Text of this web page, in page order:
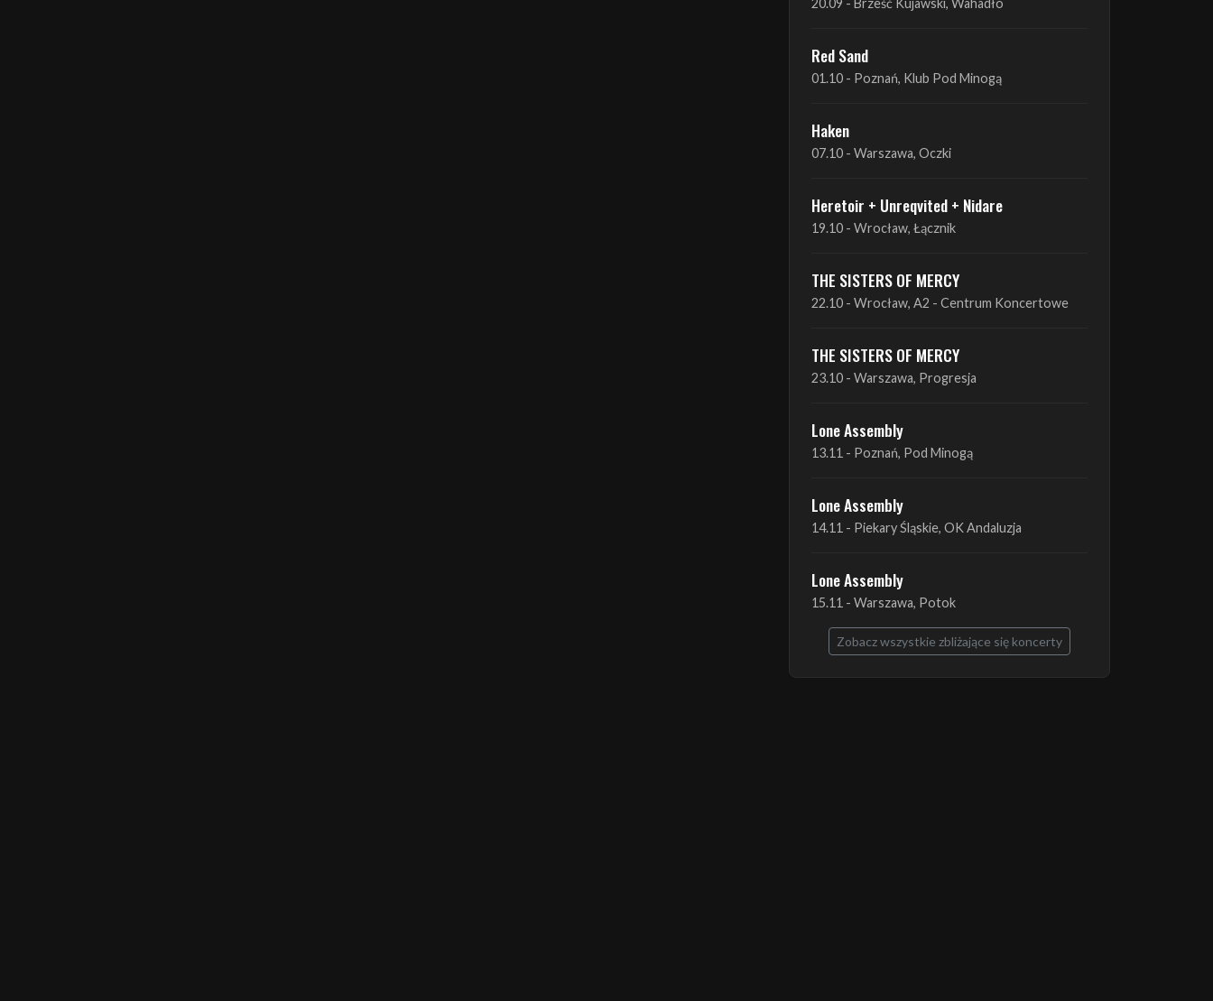
01.10 - Poznań, Klub Pod Minogą
Haken
07.10 - Warszawa, Oczki
Heretoir + Unreqvited + Nidare
19.10 - Wrocław, Łącznik
THE SISTERS OF MERCY
22.10 - Wrocław, A2 - Centrum Koncertowe
THE SISTERS OF MERCY
23.10 - Warszawa, Progresja
Lone Assembly
13.11 - Poznań, Pod Minogą
Lone Assembly
14.11 - Piekary Śląskie, OK Andaluzja
Lone Assembly
15.11 - Warszawa, Potok
Zobacz wszystkie zbliżające się koncerty